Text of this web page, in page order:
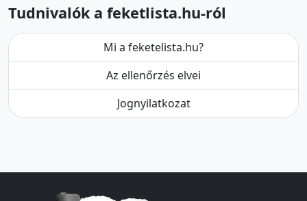
Tudnivalók a feketlista.hu-ról
Mi a feketelista.hu?
Az ellenőrzés elvei
Jognyilatkozat